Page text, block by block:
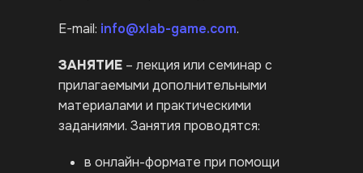
E-mail: info@xlab-game.com.
ЗАНЯТИЕ – лекция или семинар с
прилагаемыми дополнительными
материалами и практическими
заданиями. Занятия проводятся:
в онлайн-формате при помощи